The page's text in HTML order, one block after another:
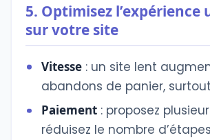
5. Optimisez
sur votre site
Vitesse : un site lent
abandons de panier,
Paiement : proposez
réduisez le nombre